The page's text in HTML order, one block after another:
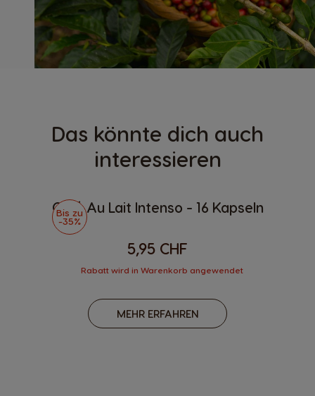
Das könnte dich auch
interessieren
Bis zu
-35%
Café Au Lait Intenso - 16 Kapseln
5,95 CHF
Rabatt wird in Warenkorb angewendet
MEHR ERFAHREN